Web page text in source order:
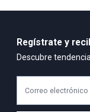
Regístrate y
Descubre
Correo electrónico